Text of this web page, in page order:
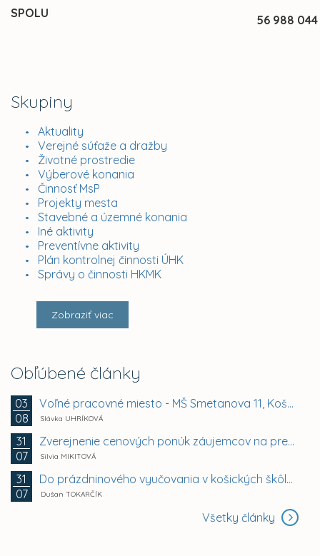
Skupiny
Aktuality
Verejné súťaže a dražby
Životné prostredie
Výberové konania
Činnosť MsP
Projekty mesta
Stavebné a územné konania
Iné aktivity
Preventívne aktivity
Plán kontrolnej činnosti ÚHK
Správy o činnosti HKMK
Zobraziť viac
Obľúbené články
03
08
Voľné pracovné miesto - MŠ Smetanova 11, Košice -...
Slávka UHRÍKOVÁ
31
07
Zverejnenie cenových ponúk záujemcov na prenájom...
Silvia MIKITOVÁ
31
07
Do prázdninového vyučovania v košických škôlkach sa...
Dušan TOKARČÍK
Všetky články
SPOLU 56 988 044